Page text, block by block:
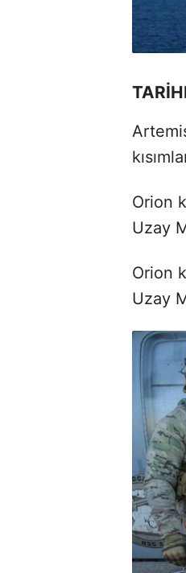
Orion
Uzay
Orion
Uzay